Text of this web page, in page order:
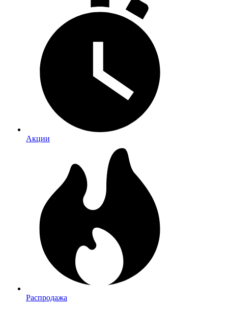
Акции
Распродажа